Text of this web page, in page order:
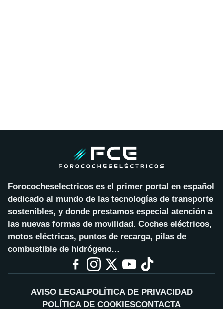
Forococheselectricos es el primer portal en español
dedicado al mundo de las tecnologías de transporte
sostenibles, y donde prestamos especial atención a
las nuevas formas de movilidad. Coches eléctricos,
motos eléctricas, puntos de recarga, pilas de
combustible de hidrógeno…
AVISO LEGALPOLÍTICA DE PRIVACIDAD
POLÍTICA DE COOKIESCONTACTA